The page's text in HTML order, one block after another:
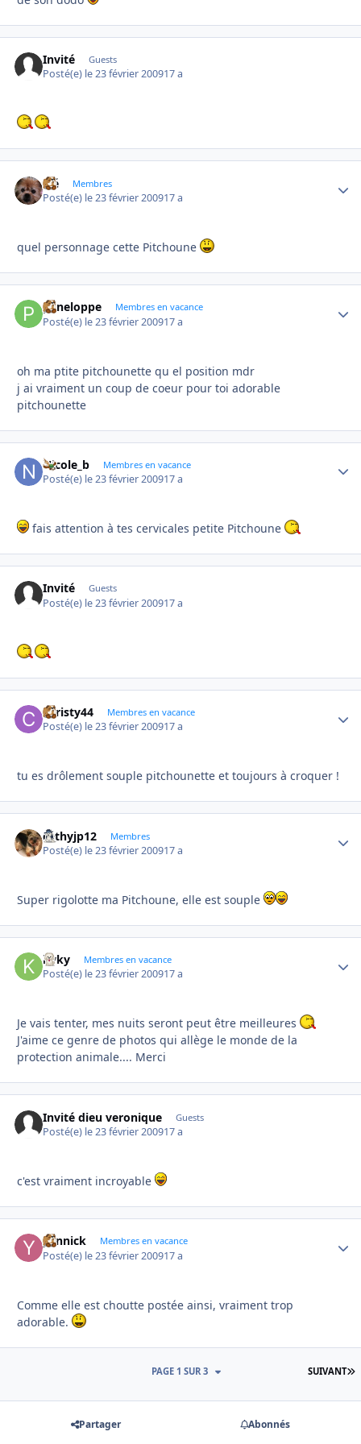
Invité Guests
Posté(e) le 23 février 200917 a
élé Membres
Posté(e) le 23 février 200917 a
quel personnage cette Pitchoune
peneloppe Membres en vacance
Posté(e) le 23 février 200917 a
oh ma ptite pitchounette qu el position mdr
j ai vraiment un coup de coeur pour toi adorable
pitchounette
Nicole_b Membres en vacance
Posté(e) le 23 février 200917 a
fais attention à tes cervicales petite Pitchoune
Invité Guests
Posté(e) le 23 février 200917 a
christy44 Membres en vacance
Posté(e) le 23 février 200917 a
tu es drôlement souple pitchounette et toujours à croquer !
cathyjp12 Membres
Posté(e) le 23 février 200917 a
Super rigolotte ma Pitchoune, elle est souple
kyky Membres en vacance
Posté(e) le 23 février 200917 a
Je vais tenter, mes nuits seront peut être meilleures
J'aime ce genre de photos qui allège le monde de la
protection animale.... Merci
Invité dieu veronique Guests
Posté(e) le 23 février 200917 a
c'est vraiment incroyable
yannick Membres en vacance
Posté(e) le 23 février 200917 a
Comme elle est choutte postée ainsi, vraiment trop
adorable.
SUIVANT
PAGE 1 SUR 3
Partager Abonnés